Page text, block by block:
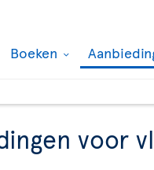
Boeken
voor